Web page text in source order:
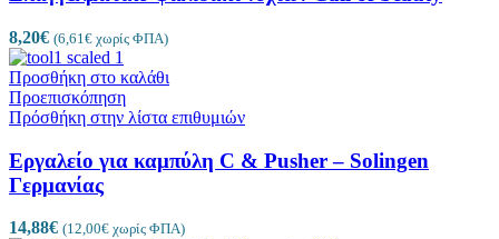
8,20€ (6,61€ χωρίς ΦΠΑ)
Προσθήκη στο καλάθι
Προεπισκόπηση
Πρόσθήκη στην λίστα επιθυμιών
Εργαλείο για καμπύλη C & Pusher – Solingen
Γερμανίας
14,88€ (12,00€ χωρίς ΦΠΑ)